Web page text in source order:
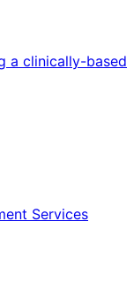
a clinically-based
Services